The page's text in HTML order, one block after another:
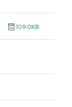
109.0KB